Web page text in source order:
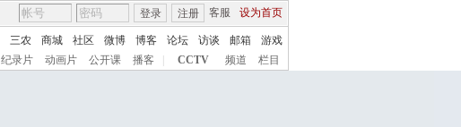
客服 设为首页
登录 注册
三农 商城 社区 微博 博客 论坛 访谈 邮箱
游戏
纪录片 动画片 公开课 播客 CCTV 频道 栏目